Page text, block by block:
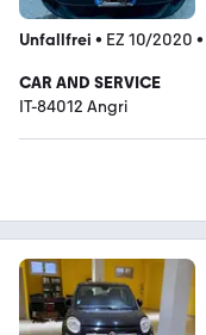
Unfallfrei • EZ 10/2020 •
CAR AND SERVICE
IT-84012 Angri